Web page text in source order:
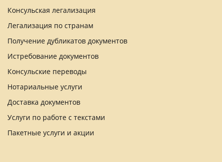
Консульская легализация
Легализация по странам
Получение дубликатов документов
Истребование документов
Консульские переводы
Нотариальные услуги
Доставка документов
Услуги по работе с текстами
Пакетные услуги и акции